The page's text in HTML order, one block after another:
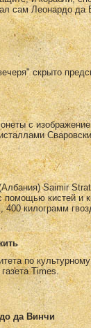
сам Леонардо да
скрыто
с
Saimir
кистей и
килограмм
по
Times.
да Винчи